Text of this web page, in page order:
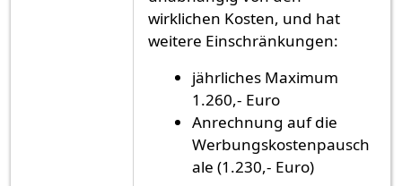
wirklichen Kosten, und hat
weitere Einschränkungen:
jährliches Maximum
1.260,- Euro
Anrechnung auf die
Werbungskostenpausch
ale (1.230,- Euro)